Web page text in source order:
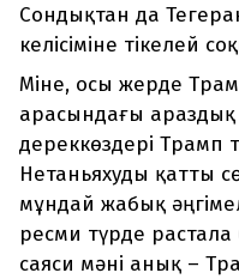
Сондықтан да
келісіміне тікелей
Міне, осы жерде
арасындағы
дереккөздері
Нетаньяхуды қатты
мұндай жабық
ресми түрде
саяси мәні анық –